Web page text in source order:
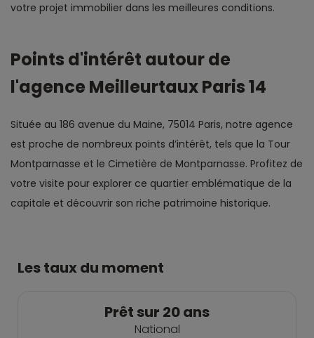
votre projet immobilier dans les meilleures conditions.
Points d'intérêt autour de
l'agence Meilleurtaux Paris 14
Située au 186 avenue du Maine, 75014 Paris, notre agence
est proche de nombreux points d’intérêt, tels que la Tour
Montparnasse et le Cimetière de Montparnasse. Profitez de
votre visite pour explorer ce quartier emblématique de la
capitale et découvrir son riche patrimoine historique.
Les taux du moment
Prêt sur 20 ans
National